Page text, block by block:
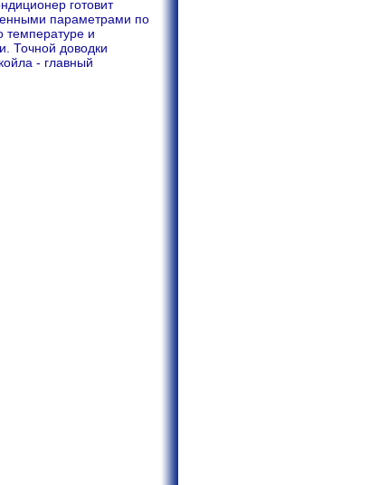
готовит
параметрами по
температуре и
Точной доводки
- главный